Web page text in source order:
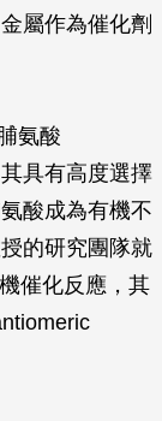
屬作為催化劑
氨酸
具有高度選擇
酸成為有機不
的研究團隊就
催化反應，其